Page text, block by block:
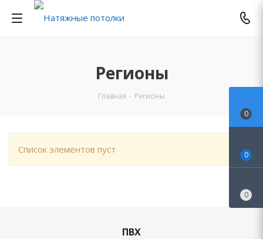
Регионы
Главная - Регионы
Список элементов пуст
ПВХ
0
0
0